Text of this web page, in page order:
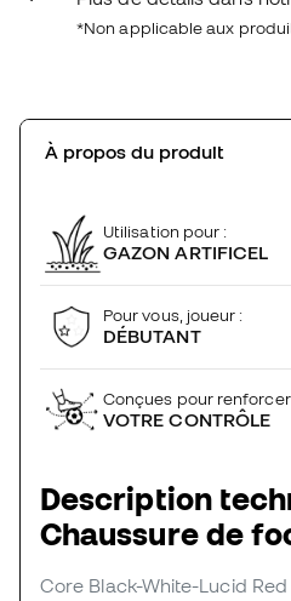
*Non applicable aux
À propos du produit
Utilisation pour :
GAZON ARTIFICEL
Pour vous, joueur :
DÉBUTANT
Conçues pour
VOTRE CONTRÔLE
Description
Chaussure de
Core Black-White-Lucid Red